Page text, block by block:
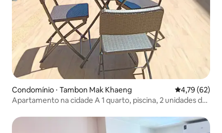
Condomínio ⋅ Tambon Mak Khaeng 4,79 de uma
4,79 (62)
Apartamento na cidade A 1 quarto, piscina, 2 unidades de